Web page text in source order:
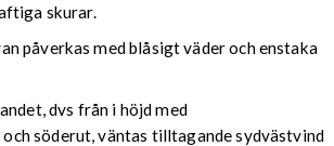
skurar.
påverkas med blåsigt väder och enstaka
dvs från i höjd med
söderut, väntas tilltagande sydvästvind